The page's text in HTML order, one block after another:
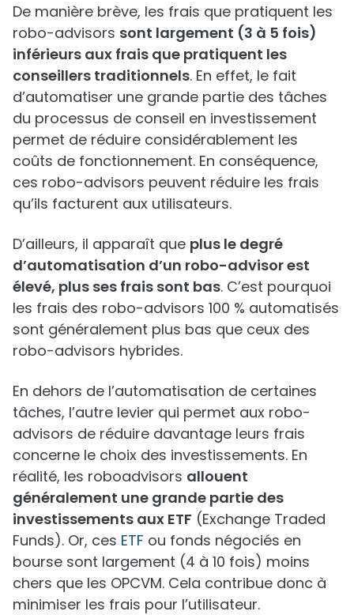
De manière brève, les frais que pratiquent les
robo-advisors sont largement (3 à 5 fois)
inférieurs aux frais que pratiquent les
conseillers traditionnels. En effet, le fait
d’automatiser une grande partie des tâches
du processus de conseil en investissement
permet de réduire considérablement les
coûts de fonctionnement. En conséquence,
ces robo-advisors peuvent réduire les frais
qu’ils facturent aux utilisateurs.
D’ailleurs, il apparaît que plus le degré
d’automatisation d’un robo-advisor est
élevé, plus ses frais sont bas. C’est pourquoi
les frais des robo-advisors 100 % automatisés
sont généralement plus bas que ceux des
robo-advisors hybrides.
En dehors de l’automatisation de certaines
tâches, l’autre levier qui permet aux robo-
advisors de réduire davantage leurs frais
concerne le choix des investissements. En
réalité, les roboadvisors allouent
généralement une grande partie des
investissements aux ETF (Exchange Traded
Funds). Or, ces ETF ou fonds négociés en
bourse sont largement (4 à 10 fois) moins
chers que les OPCVM. Cela contribue donc à
minimiser les frais pour l’utilisateur.